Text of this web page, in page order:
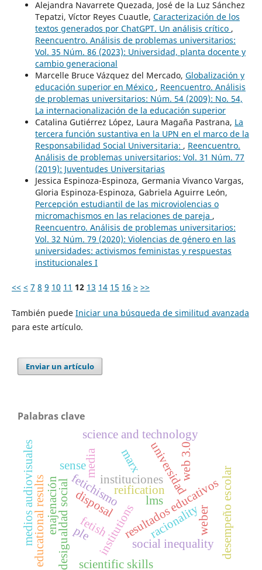
Alejandra Navarrete Quezada, José de la Luz Sánchez
Tepatzi, Víctor Reyes Cuautle, Caracterización de los
textos generados por ChatGPT. Un análisis crítico ,
Reencuentro. Análisis de problemas universitarios:
Vol. 35 Núm. 86 (2023): Universidad, planta docente y
cambio generacional
Marcelle Bruce Vázquez del Mercado, Globalización y
educación superior en México , Reencuentro. Análisis
de problemas universitarios: Núm. 54 (2009): No. 54,
La internacionalización de la educación superior
Catalina Gutiérrez López, Laura Magaña Pastrana, La
tercera función sustantiva en la UPN en el marco de la
Responsabilidad Social Universitaria: , Reencuentro.
Análisis de problemas universitarios: Vol. 31 Núm. 77
(2019): Juventudes Universitarias
Jessica Espinoza-Espinoza, Germania Vivanco Vargas,
Gloria Espinoza-Espinoza, Gabriela Aguirre León,
Percepción estudiantil de las microviolencias o
micromachismos en las relaciones de pareja ,
Reencuentro. Análisis de problemas universitarios:
Vol. 32 Núm. 79 (2020): Violencias de género en las
universidades: activismos feministas y respuestas
institucionales I
<< < 7 8 9 10 11 12 13 14 15 16 > >>
También puede Iniciar una búsqueda de similitud avanzada
para este artículo.
Enviar un artículo
Palabras clave
universidad
fetichismoresultados educativosdesempeño escolar
social inequality
desigualdad social racionalityweber
institutions
instituciones
fetish
disposalreification
enajenación
marx
educational results
media
medios audiovisuales
science and technology
scientific skills
ple
lms
web 3.0
sense